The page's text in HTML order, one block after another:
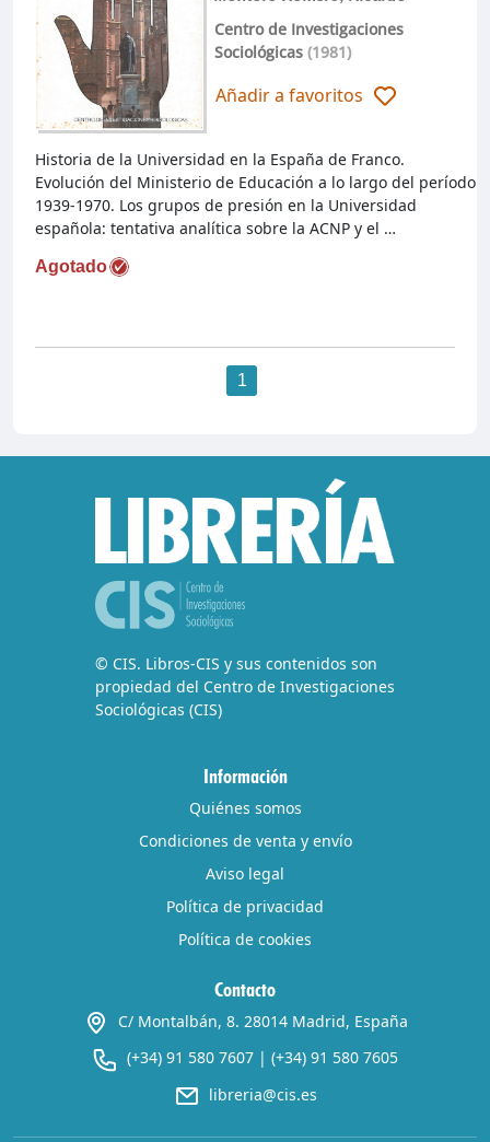
Centro de Investigaciones
Sociológicas(1981)
Añadir a favoritos
Agotado
Historia de la Universidad en la España de Franco.
Evolución del Ministerio de Educación a lo largo del período
1939-1970. Los grupos de presión en la Universidad
española: tentativa analítica sobre la ACNP y el …
1
© CIS. Libros-CIS y sus contenidos son
propiedad del Centro de Investigaciones
Sociológicas (CIS)
Información
Quiénes somos
Condiciones de venta y envío
Aviso legal
Política de privacidad
Política de cookies
Contacto
C/ Montalbán, 8. 28014 Madrid, España
(+34) 91 580 7607 | (+34) 91 580 7605
libreria@cis.es